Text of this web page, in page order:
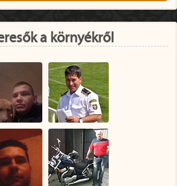
a környékről